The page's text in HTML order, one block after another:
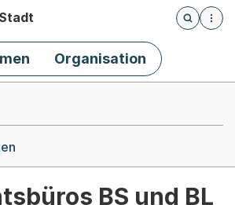
Öffnet
Organisation
BS und BL